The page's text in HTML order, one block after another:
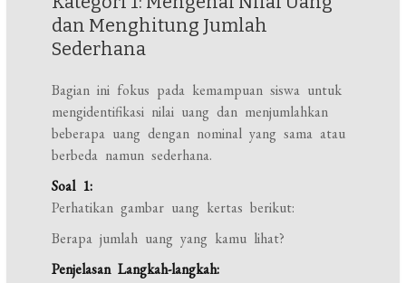
dan Menghitung Jumlah
Sederhana
Bagian ini fokus pada kemampuan siswa untuk
mengidentifikasi nilai uang dan menjumlahkan
beberapa uang dengan nominal yang sama atau
berbeda namun sederhana.
Soal 1:
Perhatikan gambar uang kertas berikut:
Berapa jumlah uang yang kamu lihat?
Penjelasan Langkah-langkah: